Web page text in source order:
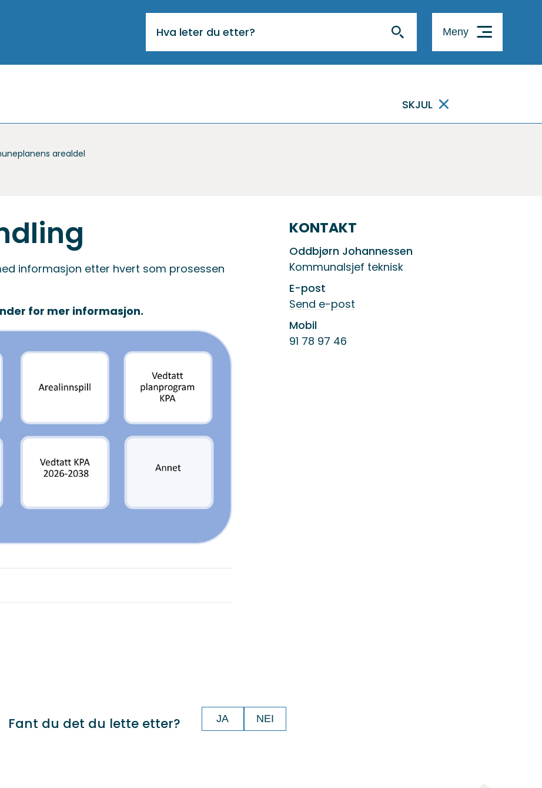
Meny
MELDING
SKJUL
arealdel
informasjon etter hvert som prosessen
for mer informasjon.
KONTAKT
Oddbjørn Johannessen
Kommunalsjef teknisk
E-post
Send e-posttil
Mobil
91 78 97 46
Fant du det du lette etter? JA NEI